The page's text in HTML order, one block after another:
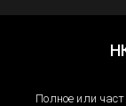
Полное или